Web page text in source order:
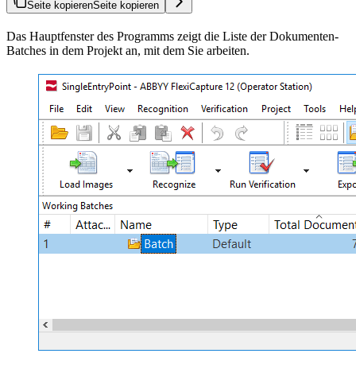
Seite kopierenSeite kopieren
Das Hauptfenster des Programms zeigt die Liste der Dokumenten-
Batches in dem Projekt an, mit dem Sie arbeiten.